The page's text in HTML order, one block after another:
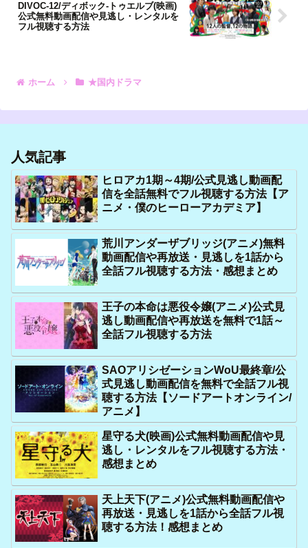
DIVOC-12/ディボック‐トゥエルブ(映画)
公式無料動画配信や見逃し・レンタルを
フル視聴する方法
ホーム ★国内ドラマ
人気記事
ヒロアカ1期～4期/公式見逃し動画配
信を全話無料でフル視聴する方法【ア
ニメ・僕のヒーローアカデミア】
荒川アンダーザブリッジ(アニメ)無料
動画配信や再放送・見逃しを1話から
全話フル視聴する方法・感想まとめ
王子の本命は悪役令嬢(アニメ)公式見
逃し動画配信や再放送を無料で1話～
全話フル視聴する方法
SAOアリシゼーションWoU最終章/公
式見逃し動画配信を無料で全話フル視
聴する方法【ソードアートオンライン/
アニメ】
星守る犬(映画)公式無料動画配信や見
逃し・レンタルをフル視聴する方法・
感想まとめ
天上天下(アニメ)公式無料動画配信や
再放送・見逃しを1話から全話フル視
聴する方法！感想まとめ